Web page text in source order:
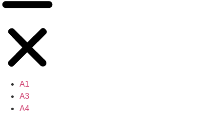
A1
A3
A4